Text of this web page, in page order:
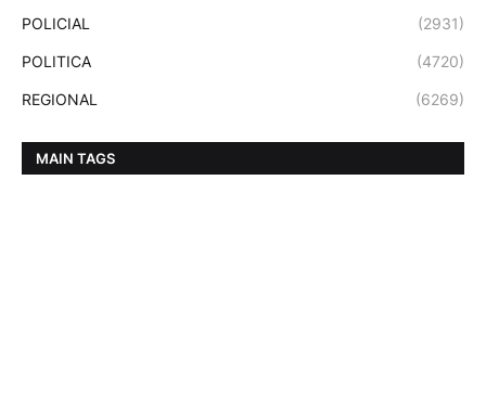
POLICIAL (2931)
POLITICA (4720)
REGIONAL (6269)
MAIN TAGS